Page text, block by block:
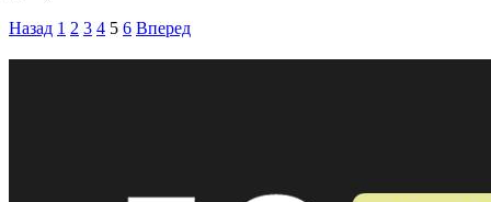
Назад 1 2 3 4 5 6 Вперед